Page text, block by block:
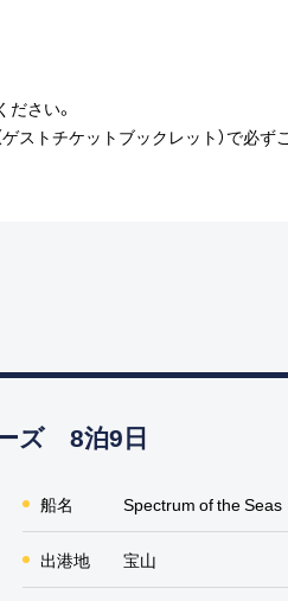
さい。
トチケットブックレット）で必ず
ズ 8泊9日
船名 Spectrum of the Seas
出港地 宝山